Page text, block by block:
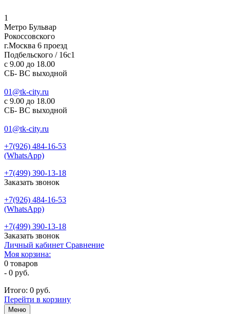
1
Метро Бульвар
Рокоссовского
г.Москва 6 проезд
Подбельского / 16с1
c 9.00 до 18.00
СБ- ВС выходной
01@tk-city.ru
c 9.00 до 18.00
СБ- ВС выходной
01@tk-city.ru
+7(926) 484-16-53
(WhatsApp)
+7(499) 390-13-18
Заказать звонок
+7(926) 484-16-53
(WhatsApp)
+7(499) 390-13-18
Заказать звонок
Личный кабинет Сравнение
Моя корзина:
0 товаров
- 0 руб.
Итого: 0 руб.
Перейти в корзину
Меню